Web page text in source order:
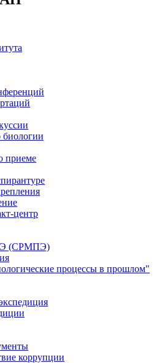
приеме
центр
(СРМПЭ)
процессы в прошлом"
коррупции